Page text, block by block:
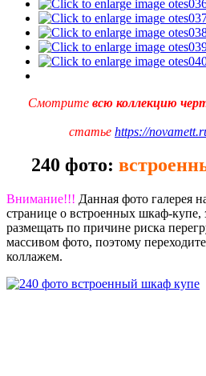
Смотрите всю коллекцию
статье https://
240 фото:
Внимание!!! Данная фото галерея
странице о встроенных шкаф-
размещать по причине риска
массивом фото, поэтому
коллажем.